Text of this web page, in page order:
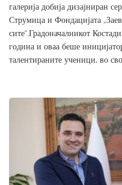
галерија добија дизајниран
Струмица и Фондацијата
сите“.Градоначалникот
година и оваа беше
талентираните ученици, во